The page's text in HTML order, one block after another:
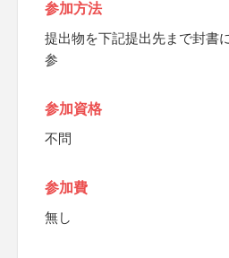
参加方法
提出物を下記提出先まで封書
参
参加資格
不問
参加費
無し